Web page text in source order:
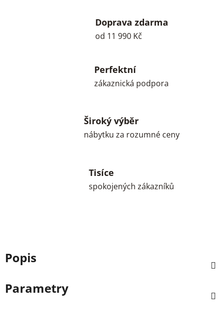
Doprava zdarma
od 11 990 Kč
Perfektní
zákaznická podpora
Široký výběr
nábytku za rozumné ceny
Tisíce
spokojených zákazníků
Popis
Parametry